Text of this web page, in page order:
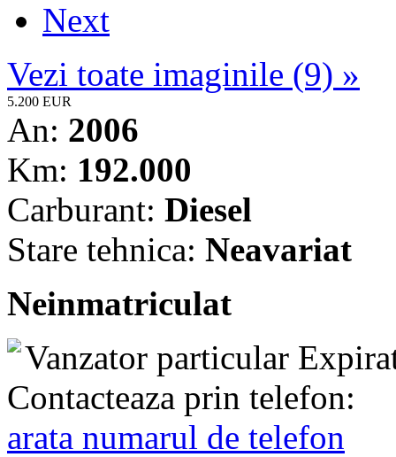
Vezi toate imaginile (9) »
5.200 EUR
An: 2006
Km: 192.000
Carburant: Diesel
Stare tehnica: Neavariat
Neinmatriculat
Vanzator particular
Contacteaza prin telefon:
arata numarul de telefon